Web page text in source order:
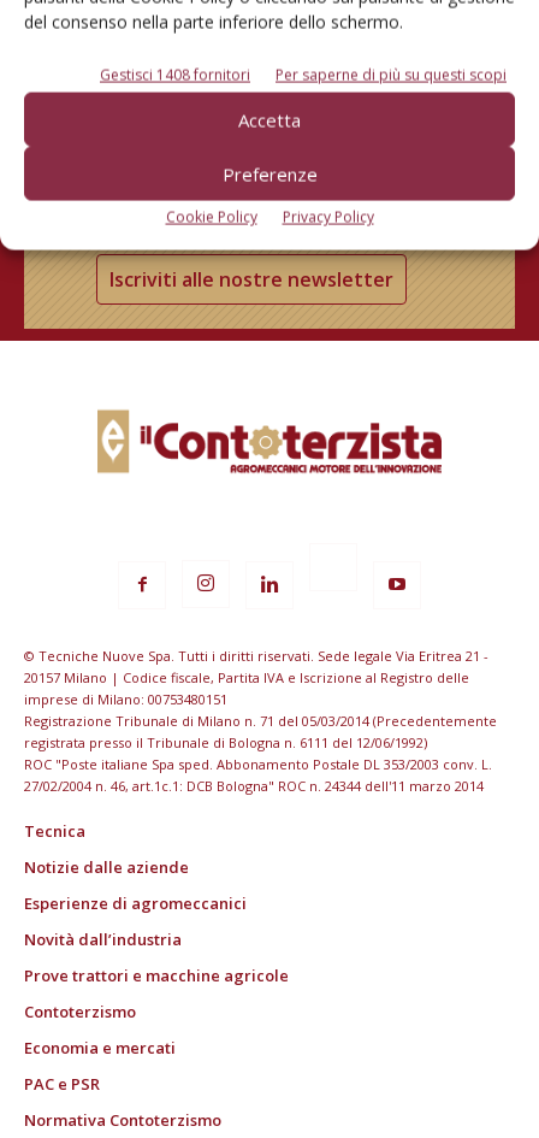
del consenso nella parte inferiore dello schermo.
Gestisci 1408 fornitori Per saperne di più su questi scopi
Accetta
Preferenze
Cookie Policy Privacy Policy
Rimani aggiornato sul mondo
dell’agricoltura
Iscriviti alle nostre newsletter
© Tecniche Nuove Spa. Tutti i diritti riservati. Sede legale Via Eritrea 21 -
20157 Milano | Codice fiscale, Partita IVA e Iscrizione al Registro delle
imprese di Milano: 00753480151
Registrazione Tribunale di Milano n. 71 del 05/03/2014 (Precedentemente
registrata presso il Tribunale di Bologna n. 6111 del 12/06/1992)
ROC "Poste italiane Spa sped. Abbonamento Postale DL 353/2003 conv. L.
27/02/2004 n. 46, art.1c.1: DCB Bologna" ROC n. 24344 dell'11 marzo 2014
Tecnica
Notizie dalle aziende
Esperienze di agromeccanici
Novità dall’industria
Prove trattori e macchine agricole
Contoterzismo
Economia e mercati
PAC e PSR
Normativa Contoterzismo